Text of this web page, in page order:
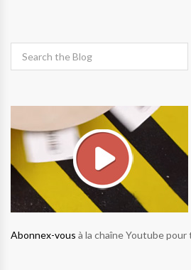
Abonnex-vous à la chaîne Youtube